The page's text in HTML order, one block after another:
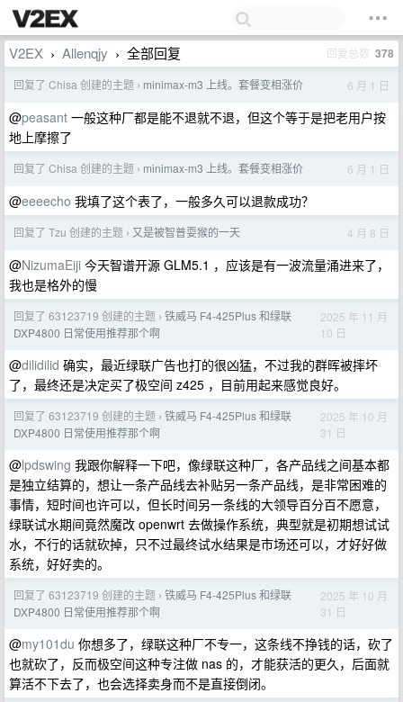
V2EX › Allenqjy › 全部回复 回复总数 378
回复了 Chisa 创建的主题 › minimax-m3 上线。套餐变相涨价 6 月 1 日
@peasant 一般这种厂都是能不退就不退，但这个等于是把老用户按
地上摩擦了
回复了 Chisa 创建的主题 › minimax-m3 上线。套餐变相涨价 6 月 1 日
@eeeecho 我填了这个表了，一般多久可以退款成功？
回复了 Tzu 创建的主题 › 又是被智普耍猴的一天 4 月 8 日
@NizumaEiji 今天智谱开源 GLM5.1 ，应该是有一波流量涌进来了，
我也是格外的慢
回复了 63123719 创建的主题 › 铁威马 F4-425Plus 和绿联
DXP4800 日常使用推荐那个啊
2025 年 11 月
10 日
@dilidilid 确实，最近绿联广告也打的很凶猛，不过我的群晖被摔坏
了，最终还是决定买了极空间 z425 ，目前用起来感觉良好。
回复了 63123719 创建的主题 › 铁威马 F4-425Plus 和绿联
DXP4800 日常使用推荐那个啊
2025 年 10 月
31 日
@lpdswing 我跟你解释一下吧，像绿联这种厂，各产品线之间基本都
是独立结算的，想让一条产品线去补贴另一条产品线，是非常困难的
事情，短时间也许可以，但长时间另一条线的大领导百分百不愿意，
绿联试水期间竟然魔改 openwrt 去做操作系统，典型就是初期想试试
水，不行的话就砍掉，只不过最终试水结果是市场还可以，才好好做
系统，好好卖的。
回复了 63123719 创建的主题 › 铁威马 F4-425Plus 和绿联
DXP4800 日常使用推荐那个啊
2025 年 10 月
31 日
@my101du 你想多了，绿联这种厂不专一，这条线不挣钱的话，砍了
也就砍了，反而极空间这种专注做 nas 的，才能获活的更久，后面就
算活不下去了，也会选择卖身而不是直接倒闭。